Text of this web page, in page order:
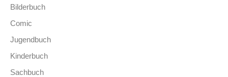
Bilderbuch
Comic
Jugendbuch
Kinderbuch
Sachbuch